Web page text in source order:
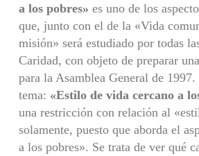
a los pobres» es uno de los
que, junto con el de la «Vida
misión» será estudiado por todas
Caridad, con objeto de preparar
para la Asamblea General de
tema: «Estilo de vida cercano a
una restricción con relación al
solamente, puesto que aborda el
a los pobres». Se trata de ver qué